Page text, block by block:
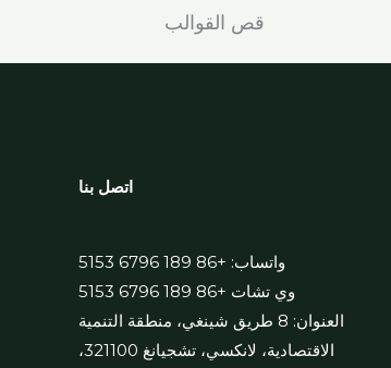
قص القوالب
اتصل بنا
واتساب: +86 189 6796 5153
وي تشات +86 189 6796 5153
العنوان: 8 طريق شينغي، منطقة التنمية
الاقتصادية، لانكسي، تشجيانغ 321100،